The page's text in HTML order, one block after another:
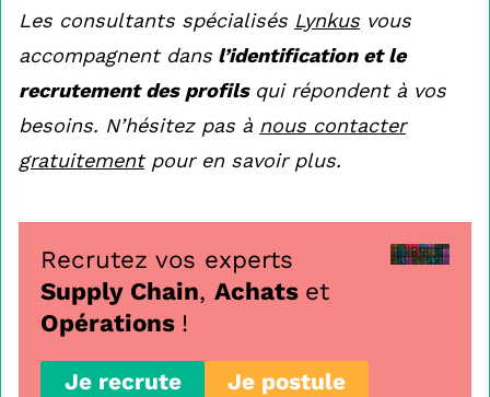
Les consultants spécialisés Lynkus vous
accompagnent dans l’identification et le
recrutement des profils qui répondent à vos
besoins. N’hésitez pas à nous contacter
gratuitementpour en savoir plus.
Recrutez vos experts
Supply Chain, Achats et
Opérations !
Je recrute Je postule